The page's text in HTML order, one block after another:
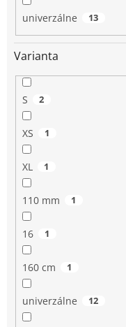
univerzálne 13
Varianta
S 2
XS 1
XL 1
110 mm 1
16 1
160 cm 1
univerzálne 12